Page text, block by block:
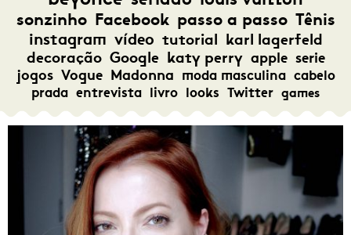
sonzinho Facebook passo a passo Tênis
instagram vídeo tutorial karl lagerfeld
decoração Google katy perry apple serie
jogos Vogue Madonna moda masculina cabelo
prada entrevista livro looks Twitter games